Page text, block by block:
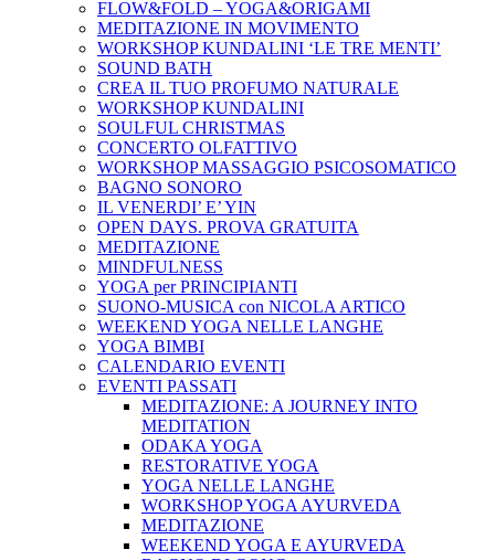
FLOW&FOLD – YOGA&ORIGAMI
MEDITAZIONE IN MOVIMENTO
WORKSHOP KUNDALINI ‘LE TRE MENTI’
SOUND BATH
CREA IL TUO PROFUMO NATURALE
WORKSHOP KUNDALINI
SOULFUL CHRISTMAS
CONCERTO OLFATTIVO
WORKSHOP MASSAGGIO PSICOSOMATICO
BAGNO SONORO
IL VENERDI’ E’ YIN
OPEN DAYS. PROVA GRATUITA
MEDITAZIONE
MINDFULNESS
YOGA per PRINCIPIANTI
SUONO-MUSICA con NICOLA ARTICO
WEEKEND YOGA NELLE LANGHE
YOGA BIMBI
CALENDARIO EVENTI
EVENTI PASSATI
MEDITAZIONE: A JOURNEY INTO
MEDITATION
ODAKA YOGA
RESTORATIVE YOGA
YOGA NELLE LANGHE
WORKSHOP YOGA AYURVEDA
MEDITAZIONE
WEEKEND YOGA E AYURVEDA